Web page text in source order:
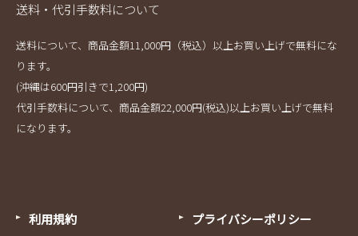
送料・代引手数料について
送料について、商品金額11,000円（税込）以上お買い上げで無料にな
ります。
(沖縄は600円引きで1,200円)
代引手数料について、商品金額22,000円(税込)以上お買い上げで無料
になります。
利用規約
プライバシーポリシー